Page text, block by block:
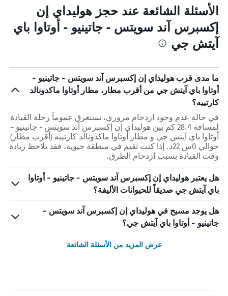
الأسئلة الشائعة عند حجز هوليداي إن
إكسبرس آند سويتس - جاتينيو - أوتاوا باي
آيتش جي
ما مدى قرب هوليداي إن إكسبرس آند سويتس - جاتينيو -
أوتاوا باي آيتش جي من أقرب مطار، مطار أوتاوا ماكدونالد
كارتييه؟
في حالة عدم وجود ازدحام مروري، تستغرق عموماً رحلة القيادة
لمسافة 28.4 كم بين هوليداي إن إكسبرس آند سويتس - جاتينيو -
أوتاوا باي آيتش جي و مطار أوتاوا ماكدونالد كارتييه (أقرب مطار)
حوالي 0س 22د. إذا كنت تقيم في منطقة حيوية، فقد تلاحظ زيادة
وقت القيادة بسبب ازدحام الطرق.
هل يعتبر هوليداي إن إكسبرس آند سويتس - جاتينيو - أوتاوا
باي آيتش جي صديقاً للحيوانات الأليفة؟
هل يوجد مسبح في هوليداي إن إكسبرس آند سويتس -
جاتينيو - أوتاوا باي آيتش جي؟
عرض المزيد من الأسئلة الشائعة